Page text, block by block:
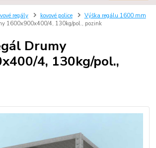
regály kovové police
Výška regálu 1600 mm
1600x900x400/4, 130kg/pol., pozink
Drumy
4, 130kg/pol.,